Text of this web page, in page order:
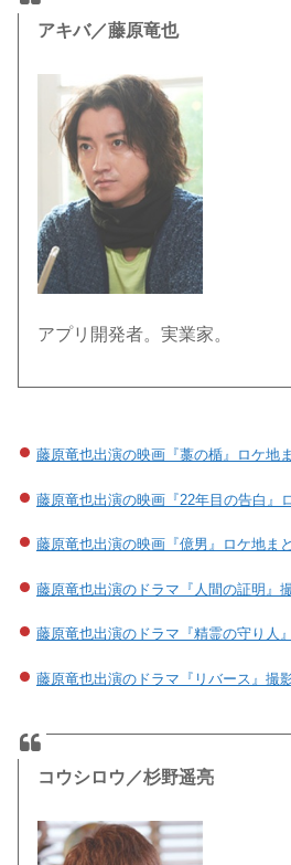
アキバ／藤原竜也
アプリ開発者。実業家。
藤原竜也出演の映画『藁の楯』ロケ地
藤原竜也出演の映画『22年目の告白』
藤原竜也出演の映画『億男』ロケ地ま
藤原竜也出演のドラマ『人間の証明』
藤原竜也出演のドラマ『精霊の守り人
藤原竜也出演のドラマ『リバース』撮
コウシロウ／杉野遥亮